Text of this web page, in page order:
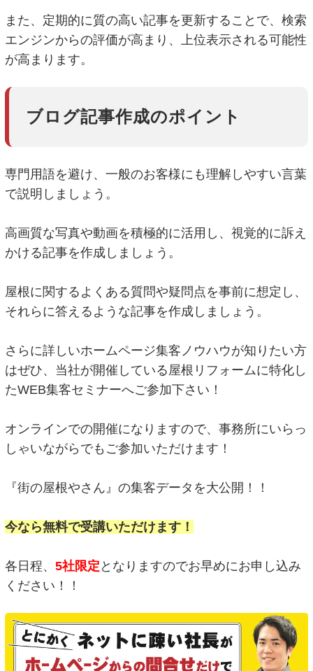
また、定期的に質の高い記事を更新することで、検索
エンジンからの評価が高まり、上位表示される可能性
が高まります。
ブログ記事作成のポイント
専門用語を避け、一般のお客様にも理解しやすい言葉
で説明しましょう。
高画質な写真や動画を積極的に活用し、視覚的に訴え
かける記事を作成しましょう。
屋根に関するよくある質問や疑問点を事前に想定し、
それらに答えるような記事を作成しましょう。
さらに詳しいホームページ集客ノウハウが知りたい方
はぜひ、当社が開催している屋根リフォームに特化し
たWEB集客セミナーへご参加下さい！
オンラインでの開催になりますので、事務所にいらっ
しゃいながらでもご参加いただけます！
『街の屋根やさん』の集客データを大公開！！
今なら無料で受講いただけます！
各日程、5社限定 となりますのでお早めにお申し込み
ください！！